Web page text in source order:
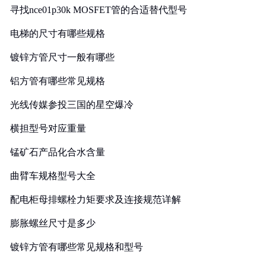
寻找nce01p30k MOSFET管的合适替代型号
电梯的尺寸有哪些规格
镀锌方管尺寸一般有哪些
铝方管有哪些常见规格
光线传媒参投三国的星空爆冷
横担型号对应重量
锰矿石产品化合水含量
曲臂车规格型号大全
配电柜母排螺栓力矩要求及连接规范详解
膨胀螺丝尺寸是多少
镀锌方管有哪些常见规格和型号